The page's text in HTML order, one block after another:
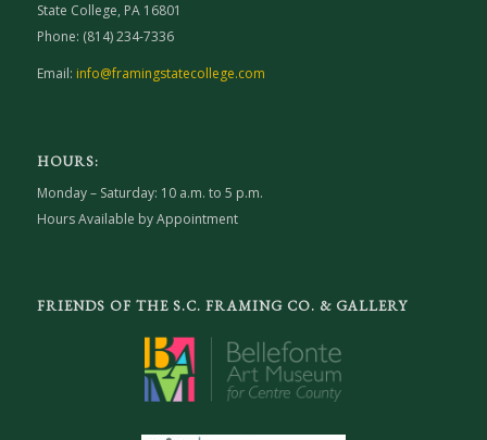
State College, PA 16801
Phone: (814) 234-7336
Email: info@framingstatecollege.com
HOURS:
Monday – Saturday: 10 a.m. to 5 p.m.
Hours Available by Appointment
FRIENDS OF THE S.C. FRAMING CO. & GALLERY